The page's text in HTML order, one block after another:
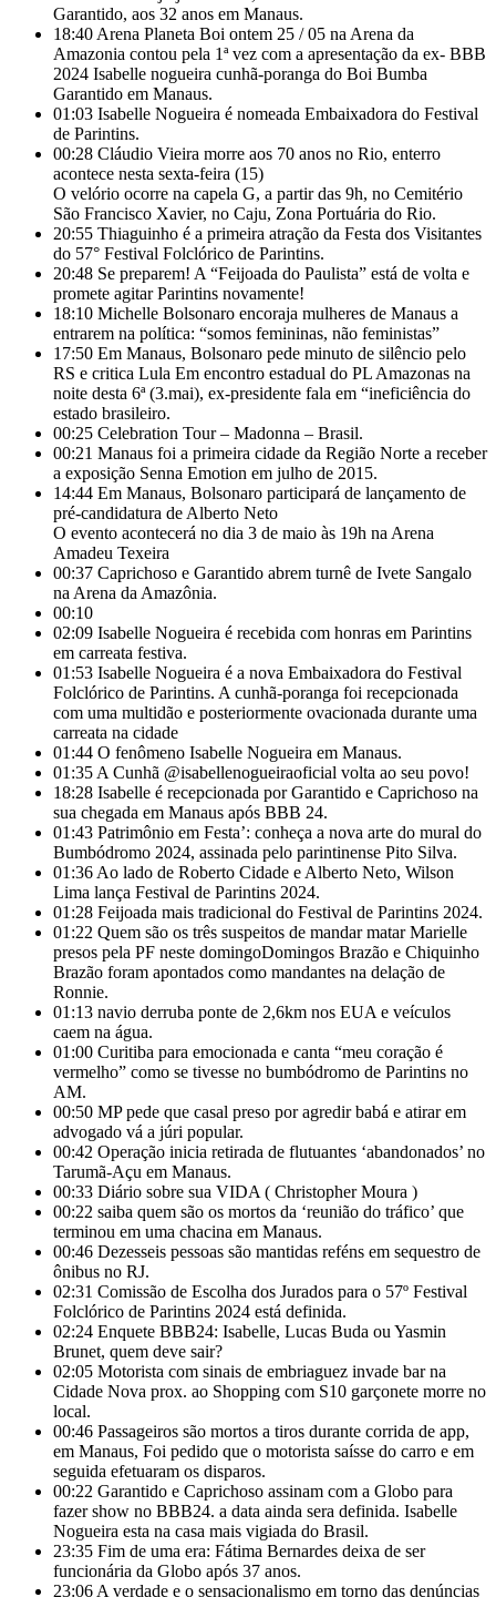
Garantido, aos 32 anos em Manaus.
18:40 Arena Planeta Boi ontem 25 / 05 na Arena da
Amazonia contou pela 1ª vez com a apresentação da ex- BBB
2024 Isabelle nogueira cunhã-poranga do Boi Bumba
Garantido em Manaus.
01:03 Isabelle Nogueira é nomeada Embaixadora do Festival
de Parintins.
00:28 Cláudio Vieira morre aos 70 anos no Rio, enterro
acontece nesta sexta-feira (15)
O velório ocorre na capela G, a partir das 9h, no Cemitério
São Francisco Xavier, no Caju, Zona Portuária do Rio.
20:55 Thiaguinho é a primeira atração da Festa dos Visitantes
do 57° Festival Folclórico de Parintins.
20:48 Se preparem! A “Feijoada do Paulista” está de volta e
promete agitar Parintins novamente!
18:10 Michelle Bolsonaro encoraja mulheres de Manaus a
entrarem na política: “somos femininas, não feministas”
17:50 Em Manaus, Bolsonaro pede minuto de silêncio pelo
RS e critica Lula Em encontro estadual do PL Amazonas na
noite desta 6ª (3.mai), ex-presidente fala em “ineficiência do
estado brasileiro.
00:25 Celebration Tour – Madonna – Brasil.
00:21 Manaus foi a primeira cidade da Região Norte a receber
a exposição Senna Emotion em julho de 2015.
14:44 Em Manaus, Bolsonaro participará de lançamento de
pré-candidatura de Alberto Neto
O evento acontecerá no dia 3 de maio às 19h na Arena
Amadeu Texeira
00:37 Caprichoso e Garantido abrem turnê de Ivete Sangalo
na Arena da Amazônia.
00:10
02:09 Isabelle Nogueira é recebida com honras em Parintins
em carreata festiva.
01:53 Isabelle Nogueira é a nova Embaixadora do Festival
Folclórico de Parintins. A cunhã-poranga foi recepcionada
com uma multidão e posteriormente ovacionada durante uma
carreata na cidade
01:44 O fenômeno Isabelle Nogueira em Manaus.
01:35 A Cunhã @isabellenogueiraoficial volta ao seu povo!
18:28 Isabelle é recepcionada por Garantido e Caprichoso na
sua chegada em Manaus após BBB 24.
01:43 Patrimônio em Festa’: conheça a nova arte do mural do
Bumbódromo 2024, assinada pelo parintinense Pito Silva.
01:36 Ao lado de Roberto Cidade e Alberto Neto, Wilson
Lima lança Festival de Parintins 2024.
01:28 Feijoada mais tradicional do Festival de Parintins 2024.
01:22 Quem são os três suspeitos de mandar matar Marielle
presos pela PF neste domingoDomingos Brazão e Chiquinho
Brazão foram apontados como mandantes na delação de
Ronnie.
01:13 navio derruba ponte de 2,6km nos EUA e veículos
caem na água.
01:00 Curitiba para emocionada e canta “meu coração é
vermelho” como se tivesse no bumbódromo de Parintins no
AM.
00:50 MP pede que casal preso por agredir babá e atirar em
advogado vá a júri popular.
00:42 Operação inicia retirada de flutuantes ‘abandonados’ no
Tarumã-Açu em Manaus.
00:33 Diário sobre sua VIDA ( Christopher Moura )
00:22 saiba quem são os mortos da ‘reunião do tráfico’ que
terminou em uma chacina em Manaus.
00:46 Dezesseis pessoas são mantidas reféns em sequestro de
ônibus no RJ.
02:31 Comissão de Escolha dos Jurados para o 57º Festival
Folclórico de Parintins 2024 está definida.
02:24 Enquete BBB24: Isabelle, Lucas Buda ou Yasmin
Brunet, quem deve sair?
02:05 Motorista com sinais de embriaguez invade bar na
Cidade Nova prox. ao Shopping com S10 garçonete morre no
local.
00:46 Passageiros são mortos a tiros durante corrida de app,
em Manaus, Foi pedido que o motorista saísse do carro e em
seguida efetuaram os disparos.
00:22 Garantido e Caprichoso assinam com a Globo para
fazer show no BBB24. a data ainda sera definida. Isabelle
Nogueira esta na casa mais vigiada do Brasil.
23:35 Fim de uma era: Fátima Bernardes deixa de ser
funcionária da Globo após 37 anos.
23:06 A verdade e o sensacionalismo em torno das denúncias